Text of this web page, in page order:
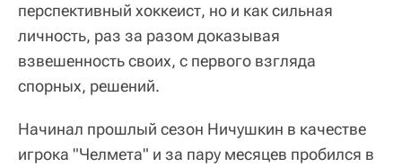
перспективный хоккеист, но и как сильная
личность, раз за разом доказывая
взвешенность своих, с первого взгляда
спорных, решений.
Начинал прошлый сезон Ничушкин в качестве
игрока "Челмета" и за пару месяцев пробился в